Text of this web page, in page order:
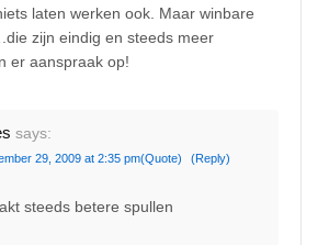
laten werken ook. Maar winbare
zijn eindig en steeds meer
er aanspraak op!
says:
29, 2009 at 2:35 pm(Quote) (Reply)
steeds betere spullen